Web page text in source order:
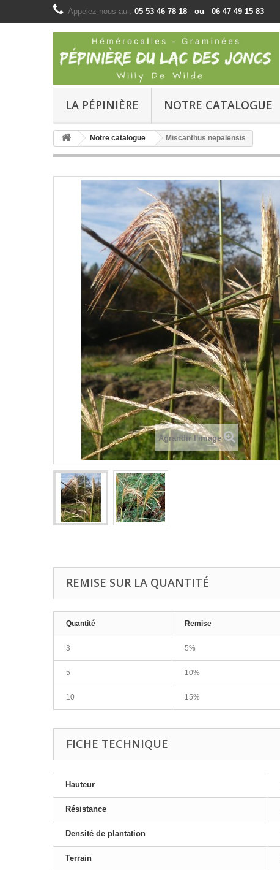
Appelez-nous au : 05 53 46 78 18 ou 06 47 49 15 83
LA PÉPINIÈRE NOTRE CATALOGUE
Notre catalogue Miscanthus nepalensis
Agrandir l'image
REMISE SUR LA QUANTITÉ
Quantité Remise
3 5%
5 10%
10 15%
FICHE TECHNIQUE
Hauteur
Résistance
Densité de plantation
Terrain